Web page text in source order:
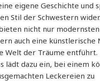
eigene Geschichte und
Stil der Schwestern
nicht nur modernsten
auch eine künstlerische
Welt der Träume entführt.
lädt dazu ein, bei einem
Leckereien zu